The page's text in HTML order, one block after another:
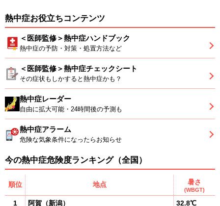
熱中症お役立ちコンテンツ
＜医師監修＞熱中症ハンドブック
熱中症の予防・対策・処置方法など
＜医師監修＞熱中症チェックシート
その症状もしかすると熱中症かも？
熱中症レーダー
自由に拡大可能・24時間後の予測も
熱中症アラーム
危険な気象条件になったらお知らせ
今の熱中症危険度ランキング（全国）
順位 地点 暑さ
(WBGT)
1 阿賀 （新潟） 32.8℃